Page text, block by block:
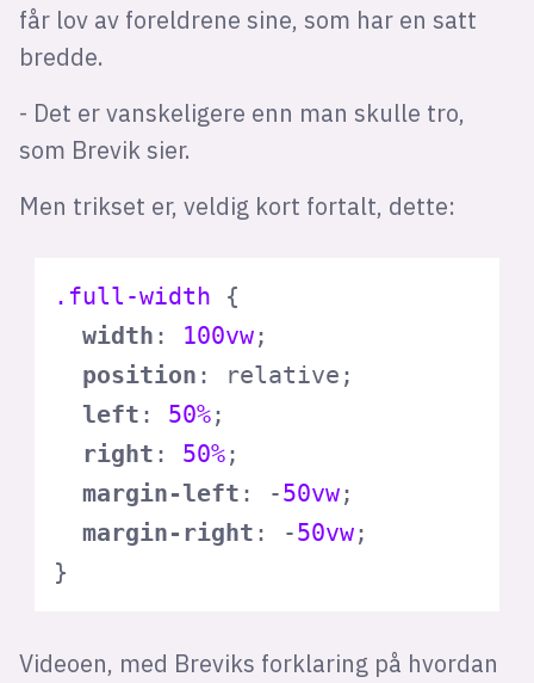
får lov av foreldrene sine, som har en satt
bredde.
- Det er vanskeligere enn man skulle tro,
som Brevik sier.
Men trikset er, veldig kort fortalt, dette:
.full-width {
width : 100vw;
position : relative;
left : 50%;
right : 50%;
margin-left : -50vw;
margin-right : -50vw;
}
Videoen, med Breviks forklaring på hvordan